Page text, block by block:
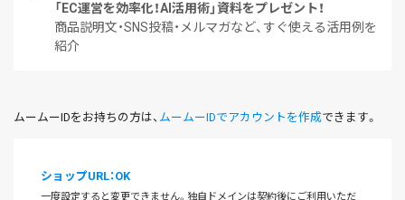
「EC運営を効率化！AI活用術」資料をプレゼント！
商品説明文・SNS投稿・メルマガなど、すぐ使える活用例を
紹介
ムームーIDをお持ちの方は、 ムームーIDでアカウントを作成できます。
ショップURL：OK
一度設定すると変更できません。独自ドメインは契約後にご利用いただ